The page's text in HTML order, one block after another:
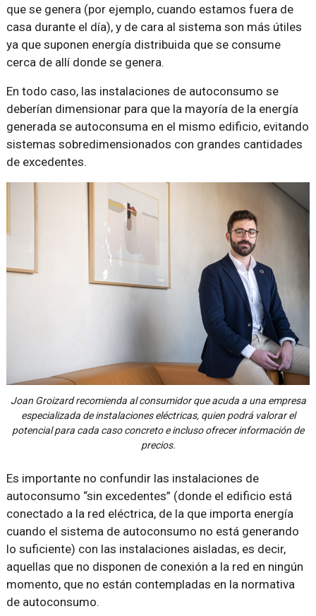
que se genera (por ejemplo, cuando estamos fuera de
casa durante el día), y de cara al sistema son más útiles
ya que suponen energía distribuida que se consume
cerca de allí donde se genera.
En todo caso, las instalaciones de autoconsumo se
deberían dimensionar para que la mayoría de la energía
generada se autoconsuma en el mismo edificio, evitando
sistemas sobredimensionados con grandes cantidades
de excedentes.
Joan Groizard recomienda al consumidor que acuda a una empresa
especializada de instalaciones eléctricas, quien podrá valorar el
potencial para cada caso concreto e incluso ofrecer información de
precios.
Es importante no confundir las instalaciones de
autoconsumo “sin excedentes” (donde el edificio está
conectado a la red eléctrica, de la que importa energía
cuando el sistema de autoconsumo no está generando
lo suficiente) con las instalaciones aisladas, es decir,
aquellas que no disponen de conexión a la red en ningún
momento, que no están contempladas en la normativa
de autoconsumo.